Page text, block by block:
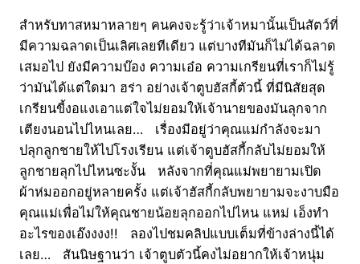
สำหรับทาสหมาหลายๆ คนคงจะรู้ว่าเจ้าหมานั้นเป็นสัตว์ที่
มีความฉลาดเป็นเลิศเลยทีเดียว แต่บางทีมันก็ไม่ได้ฉลาด
เสมอไป ยังมีความบ๊อง ความเอ๋อ ความเกรียนที่เราก็ไม่รู้
ว่ามันได้แต่ใดมา ฮร่า อย่างเจ้าตูบฮัสกี้ตัวนี้ ที่มีนิสัยสุด
เกรียนขี้งอแงเอาแต่ใจไม่ยอมให้เจ้านายของมันลุกจาก
เตียงนอนไปไหนเลย… เรื่องมีอยู่ว่าคุณแม่กำลังจะมา
ปลุกลูกชายให้ไปโรงเรียน แต่เจ้าตูบฮัสกี้กลับไม่ยอมให้
ลูกชายลุกไปไหนซะงั้น หลังจากที่คุณแม่พยายามเปิด
ผ้าห่มออกอยู่หลายครั้ง แต่เจ้าฮัสกี้กลับพยายามจะงาบมือ
คุณแม่เพื่อไม่ให้คุณชายน้อยลุกออกไปไหน แหม่ เอ็งทำ
อะไรของเอ๊งงงง!! ลองไปชมคลิปแบบเต็มที่ข้างล่างนี้ได้
เลย… สันนิษฐานว่า เจ้าตูบตัวนี้คงไม่อยากให้เจ้าหนุ่ม